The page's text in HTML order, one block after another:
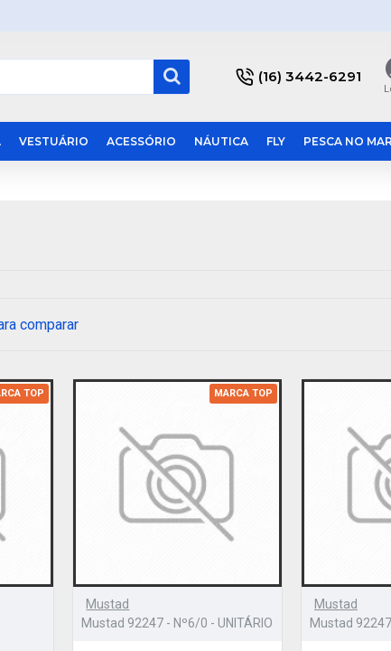
(16) 3442-6291
VESTUÁRIO ACESSÓRIO NÁUTICA FLY PESCA NO MAR
comparar
TOP MARCA TOP
Mustad
Mustad 92247 - Nº6/0 - UNITÁRIO
Mustad
Mustad